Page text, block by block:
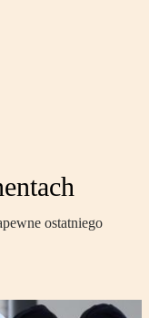
ostatniego